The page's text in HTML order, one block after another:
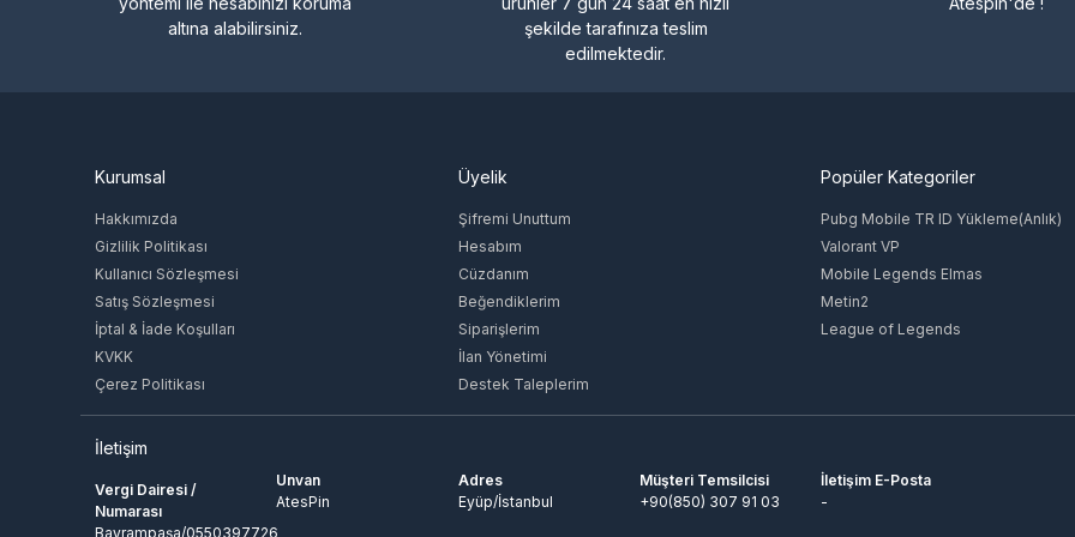
altına alabilirsiniz.
şekilde tarafınıza teslim
edilmektedir.
Kurumsal
Hakkımızda
Gizlilik Politikası
Kullanıcı Sözleşmesi
Satış Sözleşmesi
İptal & İade Koşulları
KVKK
Çerez Politikası
Üyelik
Şifremi Unuttum
Hesabım
Cüzdanım
Beğendiklerim
Siparişlerim
İlan Yönetimi
Destek Taleplerim
Popüler Kategoriler
Pubg Mobile TR ID Yükleme(Anlık)
Valorant VP
Mobile Legends Elmas
Metin2
League of Legends
İletişim
Vergi Dairesi /
Numarası
Bayrampaşa/0550397726
Unvan
AtesPin
Adres
Eyüp/İstanbul
Müşteri Temsilcisi
+90(850) 307 91 03
İletişim E-Posta
-